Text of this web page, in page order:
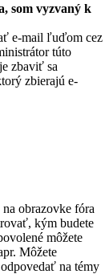
som vyzvaný k
e-mail ľuďom cez
túto
zbaviť sa
zbierajú e-
obrazovke fóra
kým budete
môžete
Môžete
na témy